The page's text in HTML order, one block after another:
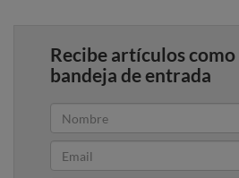
Recibe artículos como
bandeja de entrada